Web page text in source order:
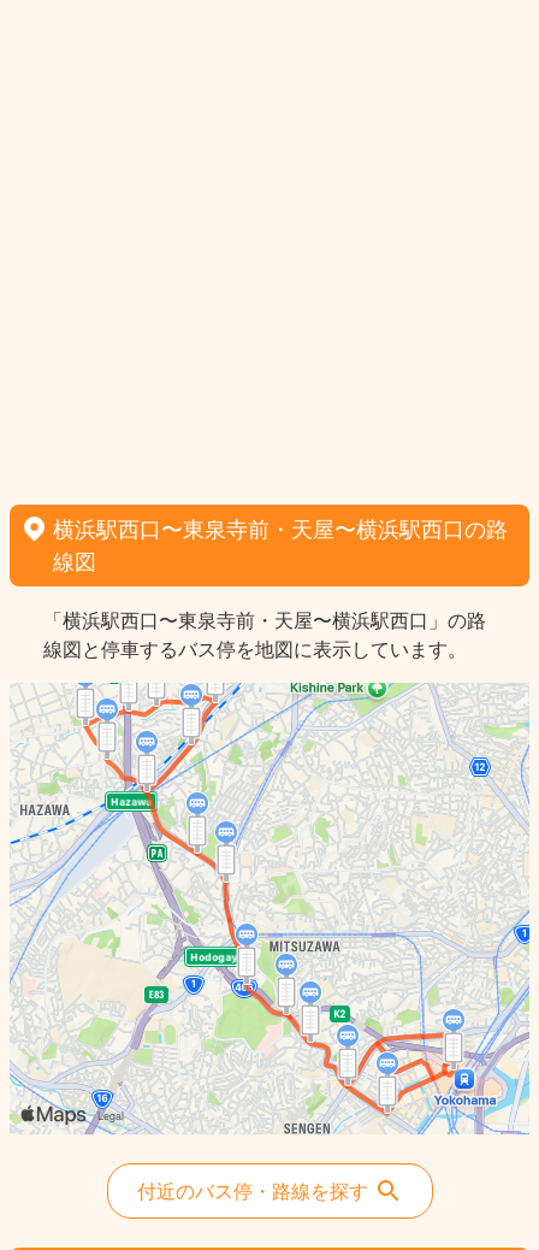
横浜駅西口〜東泉寺前・天屋〜横浜駅西口の路
線図
「横浜駅西口〜東泉寺前・天屋〜横浜駅西口」の路
線図と停車するバス停を地図に表示しています。
付近のバス停・路線を探す